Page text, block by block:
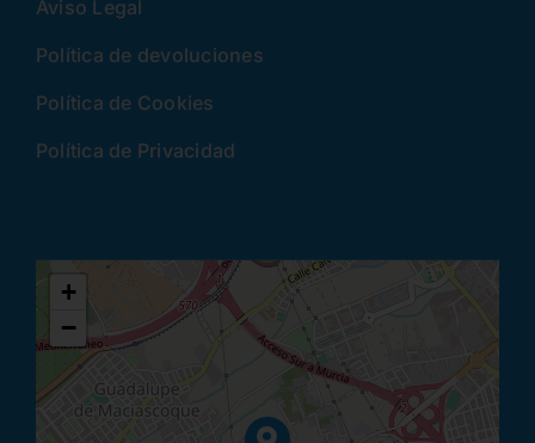
Aviso Legal
Política de devoluciones
Política de Cookies
Política de Privacidad
+
−